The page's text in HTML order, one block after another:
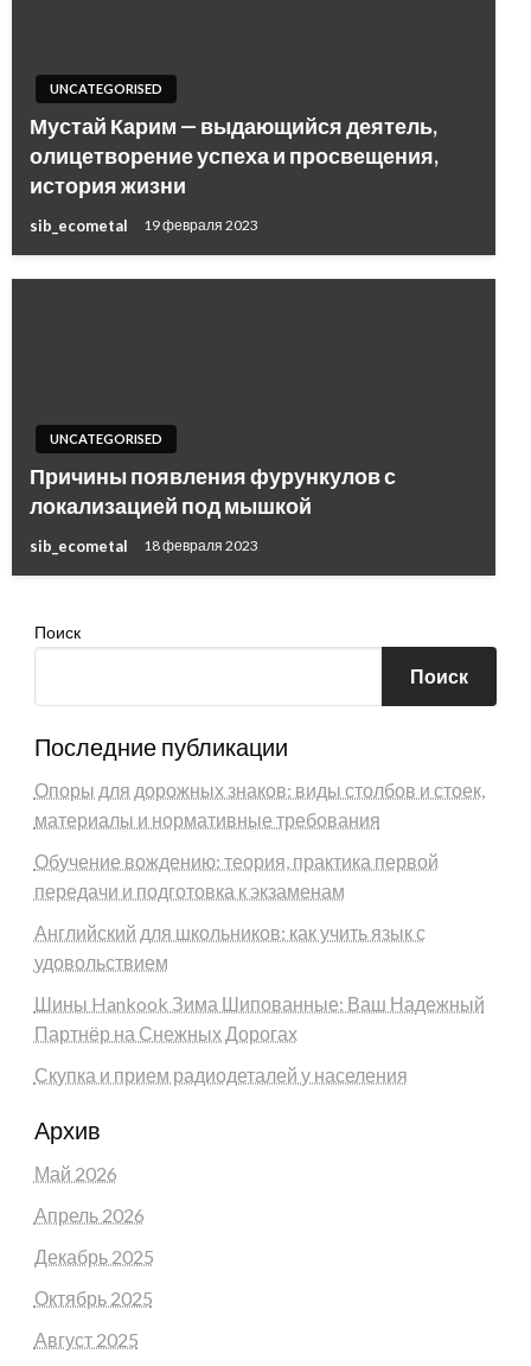
UNCATEGORISED
Мустай Карим — выдающийся деятель,
олицетворение успеха и просвещения,
история жизни
sib_ecometal 19 февраля 2023
UNCATEGORISED
Причины появления фурункулов с
локализацией под мышкой
sib_ecometal 18 февраля 2023
Поиск
Поиск
Последние публикации
Опоры для дорожных знаков: виды столбов и стоек,
материалы и нормативные требования
Обучение вождению: теория, практика первой
передачи и подготовка к экзаменам
Английский для школьников: как учить язык с
удовольствием
Шины Hankook Зима Шипованные: Ваш Надежный
Партнёр на Снежных Дорогах
Скупка и прием радиодеталей у населения
Архив
Май 2026
Апрель 2026
Декабрь 2025
Октябрь 2025
Август 2025